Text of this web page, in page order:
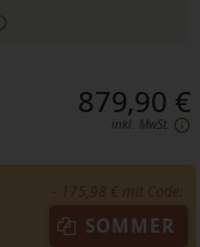
879,90 €
inkl. MwSt.
SOMMER